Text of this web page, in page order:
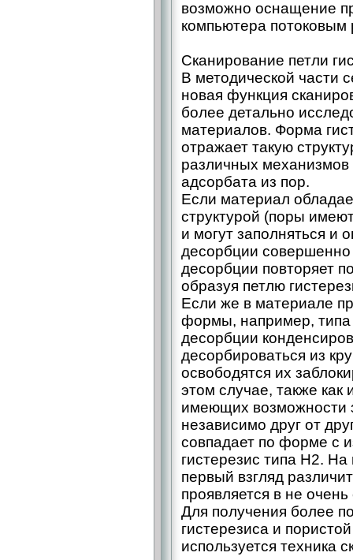
возможно оснащение
компьютера
Сканирование петли
В методической части
новая функция
более детально
материалов. Форма
отражает такую
различных
адсорбата из пор.
Если материал
структурой (поры
и могут заполняться и
десорбции
десорбции повторяет
образуя петлю
Если же в материале
формы, например, типа
десорбции
десорбироваться из
освободятся их
этом случае, также как
имеющих возможности
независимо друг от
совпадает по форме с
гистерезис типа H2. На
первый взгляд
проявляется в не
Для получения более
гистерезиса и
используется техника